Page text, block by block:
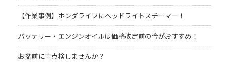
【作業事例】ホンダライフにヘッドライトスチーマー！
バッテリー・エンジンオイルは価格改定前の今がおすすめ！
お盆前に車点検しませんか？